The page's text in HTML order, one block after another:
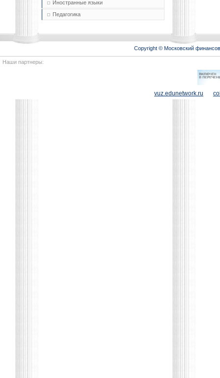
Иностранные языки
Педагогика
Copyright © Московский
Наши партнеры:
vuz.edunetwork.ru